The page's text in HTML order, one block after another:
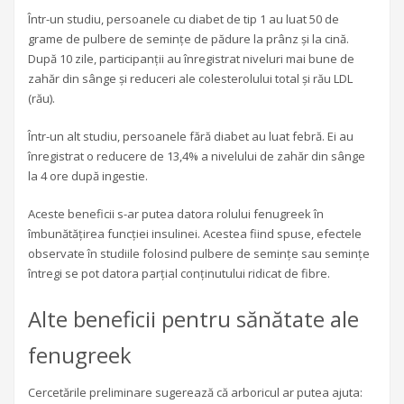
Într-un studiu, persoanele cu diabet de tip 1 au luat 50 de
grame de pulbere de semințe de pădure la prânz și la cină.
După 10 zile, participanții au înregistrat niveluri mai bune de
zahăr din sânge și reduceri ale colesterolului total și rău LDL
(rău).
Într-un alt studiu, persoanele fără diabet au luat febră. Ei au
înregistrat o reducere de 13,4% a nivelului de zahăr din sânge
la 4 ore după ingestie.
Aceste beneficii s-ar putea datora rolului fenugreek în
îmbunătățirea funcției insulinei. Acestea fiind spuse, efectele
observate în studiile folosind pulbere de semințe sau semințe
întregi se pot datora parțial conținutului ridicat de fibre.
Alte beneficii pentru sănătate ale
fenugreek
Cercetările preliminare sugerează că arboricul ar putea ajuta: